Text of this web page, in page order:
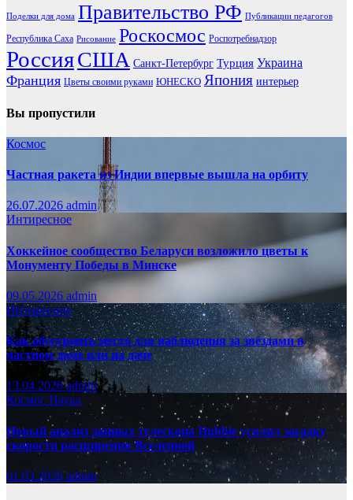
Поделки для дома Правительство РФ Публикации педагогов
Республика Саха Рисование Роскосмос Роспотребнадзор
РоссияСША Санкт-Петербург Турция Украина
Франция Цветы своими руками ЮНЕСКО Япония интерьер
Вы пропустили
Космос
Частная ракета из Индии впервые вышла на орбиту
26.07.2026 admin
Интиресное
Хоккейное сообщество Беларуси возложило цветы к
Монументу Победы в Минске
09.05.2026 admin
Интиресное
Как обустроить место для наблюдения за звёздами в
частном доме или на даче
13.04.2026admin
Космос Наука
Новый анализ данных телескопа Hubble усилил загадку
скорости расширения Вселенной
01.03.2026admin